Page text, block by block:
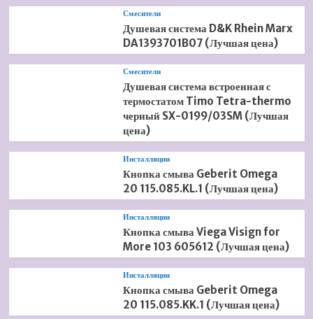
Смесители
Душевая система D&K Rhein Marx
DA1393701B07 (Лучшая цена)
Смесители
Душевая система встроенная с
термостатом Timo Tetra-thermo
черный SX-0199/03SM (Лучшая
цена)
Инсталляции
Кнопка смыва Geberit Omega
20 115.085.KL.1 (Лучшая цена)
Инсталляции
Кнопка смыва Viega Visign for
More 103 605612 (Лучшая цена)
Инсталляции
Кнопка смыва Geberit Omega
20 115.085.KK.1 (Лучшая цена)